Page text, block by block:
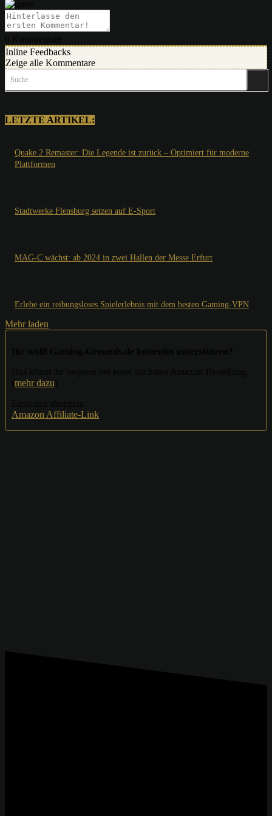
Inline Feedbacks
Zeige alle Kommentare
Suche
LETZTE ARTIKEL:
Quake 2 Remaster: Die Legende ist zurück – Optimiert für moderne
Plattformen
Stadtwerke Flensburg setzen auf E-Sport
MAG-C wächst: ab 2024 in zwei Hallen der Messe Erfurt
Erlebe ein reibungsloses Spielerlebnis mit dem besten Gaming-VPN
Mehr laden
mehr dazu
Amazon Affiliate-Link